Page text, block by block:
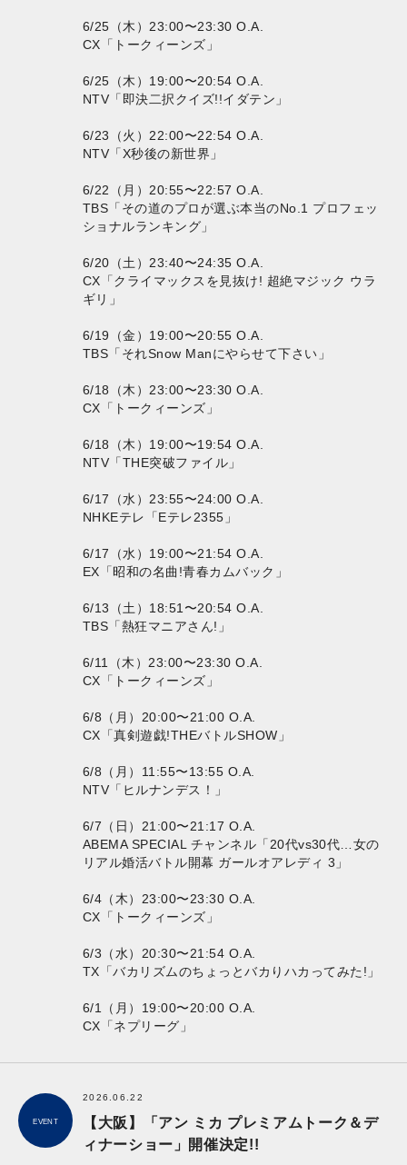
6/25（木）23:00〜23:30 O.A.
CX「トークィーンズ」
6/25（木）19:00〜20:54 O.A.
NTV「即決二択クイズ!!イダテン」
6/23（火）22:00〜22:54 O.A.
NTV「X秒後の新世界」
6/22（月）20:55〜22:57 O.A.
TBS「その道のプロが選ぶ本当のNo.1 プロフェッ
ショナルランキング」
6/20（土）23:40〜24:35 O.A.
CX「クライマックスを見抜け! 超絶マジック ウラ
ギリ」
6/19（金）19:00〜20:55 O.A.
TBS「それSnow Manにやらせて下さい」
6/18（木）23:00〜23:30 O.A.
CX「トークィーンズ」
6/18（木）19:00〜19:54 O.A.
NTV「THE突破ファイル」
6/17（水）23:55〜24:00 O.A.
NHKEテレ「Eテレ2355」
6/17（水）19:00〜21:54 O.A.
EX「昭和の名曲!青春カムバック」
6/13（土）18:51〜20:54 O.A.
TBS「熱狂マニアさん!」
6/11（木）23:00〜23:30 O.A.
CX「トークィーンズ」
6/8（月）20:00〜21:00 O.A.
CX「真剣遊戯!THEバトルSHOW」
6/8（月）11:55〜13:55 O.A.
NTV「ヒルナンデス！」
6/7（日）21:00〜21:17 O.A.
ABEMA SPECIAL チャンネル「20代vs30代…女の
リアル婚活バトル開幕 ガールオアレディ 3」
6/4（木）23:00〜23:30 O.A.
CX「トークィーンズ」
6/3（水）20:30〜21:54 O.A.
TX「バカリズムのちょっとバカりハカってみた!」
6/1（月）19:00〜20:00 O.A.
CX「ネプリーグ」
EVENT
2026.06.22
【大阪】「アン ミカ プレミアムトーク＆デ
ィナーショー」開催決定!!